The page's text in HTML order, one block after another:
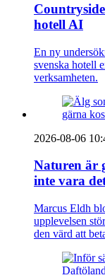
hotell AI
En ny
svenska hotell
verksamheten.
2026-08-06
Naturen är
inte vara
Marcus Eldh
upplevelsen
den värd att